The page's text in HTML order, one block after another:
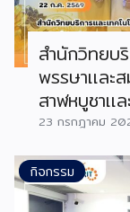
สำนักวิทยบ
พรรษาเเละ
สาฬหบูชาเเ
23 กรกฎาคม
กิจกรรม